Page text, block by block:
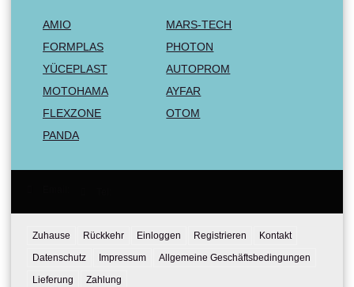
AMIO
MARS-TECH
FORMPLAS
PHOTON
YÜCEPLAST
AUTOPROM
MOTOHAMA
AYFAR
FLEXZONE
OTOM
PANDA
Zuhause Rückkehr Einloggen Registrieren
Kontakt
Datenschutz
Impressum
Allgemeine Geschäftsbedingungen
Lieferung
Zahlung